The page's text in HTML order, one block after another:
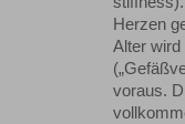
Herzen
Alter wird
voraus.